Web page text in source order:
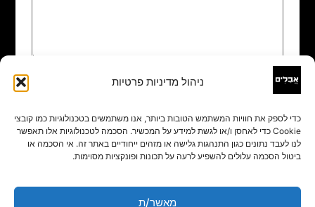
ניהול מדיניות פרטיות
כדי לספק את חוויות המשתמש הטובות ביותר, אנו משתמשים בטכנולוגיות כמו קובצי
Cookie כדי לאחסן ו/או לגשת למידע על המכשיר. הסכמה לטכנולוגיות אלו תאפשר
לנו לעבד נתונים כגון התנהגות גלישה או מזהים ייחודיים באתר זה. אי הסכמה או
ביטול הסכמה עלולים להשפיע לרעה על תכונות ופונקציות מסוימות.
מאשר/ת
שם
אימייל*